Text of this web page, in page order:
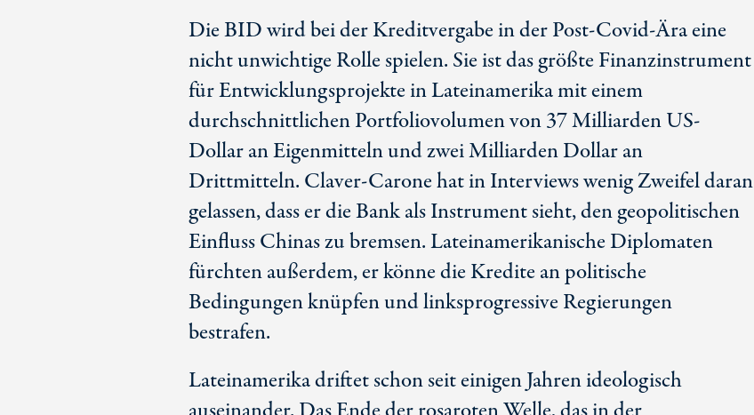
Die BID wird bei der Kreditvergabe in der Post-Covid-Ära eine
nicht unwichtige Rolle spielen. Sie ist das größte Finanzinstrument
für Entwicklungsprojekte in Lateinamerika mit einem
durchschnittlichen Portfoliovolumen von 37 Milliarden US-
Dollar an Eigenmitteln und zwei Milliarden Dollar an
Drittmitteln. Claver-Carone hat in Interviews wenig Zweifel daran
gelassen, dass er die Bank als Instrument sieht, den geopolitischen
Einfluss Chinas zu bremsen. Lateinamerikanische Diplomaten
fürchten außerdem, er könne die Kredite an politische
Bedingungen knüpfen und linksprogressive Regierungen
bestrafen.
Lateinamerika driftet schon seit einigen Jahren ideologisch